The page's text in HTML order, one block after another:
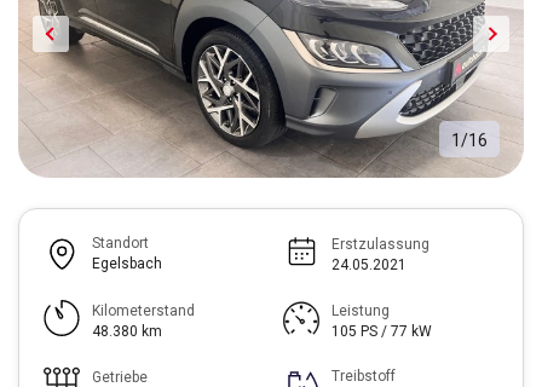
1 /16
Standort
Egelsbach
Erstzulassung
24.05.2021
Kilometerstand
48.380 km
Leistung
105 PS / 77 kW
Getriebe
Treibstoff